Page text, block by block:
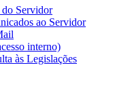
do Servidor
ao Servidor
interno)
às Legislações